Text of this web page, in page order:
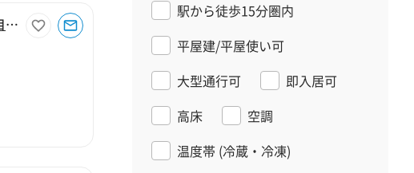
【神奈川県横浜市金沢区】横浜市金沢区幸浦2丁目250坪倉庫
駅から徒歩15分圏内
平屋建/平屋使い可
大型通行可
即入居可
高床
空調
温度帯 (冷蔵・冷凍)